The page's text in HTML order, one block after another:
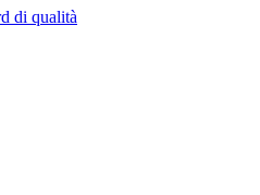
di qualità